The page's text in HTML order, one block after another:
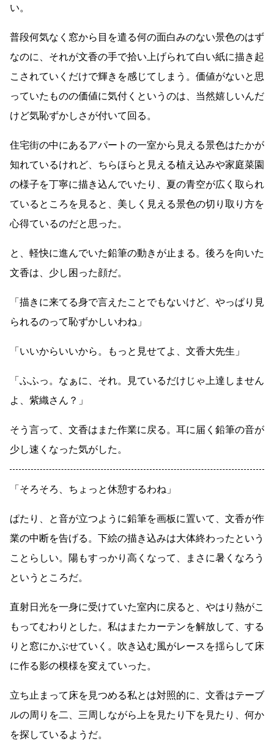
い。
普段何気なく窓から目を遣る何の面白みのない景色のはず
なのに、それが文香の手で拾い上げられて白い紙に描き起
こされていくだけで輝きを感じてしまう。価値がないと思
っていたものの価値に気付くというのは、当然嬉しいんだ
けど気恥ずかしさが付いて回る。
住宅街の中にあるアパートの一室から見える景色はたかが
知れているけれど、ちらほらと見える植え込みや家庭菜園
の様子を丁寧に描き込んでいたり、夏の青空が広く取られ
ているところを見ると、美しく見える景色の切り取り方を
心得ているのだと思った。
と、軽快に進んでいた鉛筆の動きが止まる。後ろを向いた
文香は、少し困った顔だ。
「描きに来てる身で言えたことでもないけど、やっぱり見
られるのって恥ずかしいわね」
「いいからいいから。もっと見せてよ、文香大先生」
「ふふっ。なぁに、それ。見ているだけじゃ上達しません
よ、紫織さん？」
そう言って、文香はまた作業に戻る。耳に届く鉛筆の音が
少し速くなった気がした。
「そろそろ、ちょっと休憩するわね」
ぱたり、と音が立つように鉛筆を画板に置いて、文香が作
業の中断を告げる。下絵の描き込みは大体終わったという
ことらしい。陽もすっかり高くなって、まさに暑くなろう
というところだ。
直射日光を一身に受けていた室内に戻ると、やはり熱がこ
もってむわりとした。私はまたカーテンを解放して、する
りと窓にかぶせていく。吹き込む風がレースを揺らして床
に作る影の模様を変えていった。
立ち止まって床を見つめる私とは対照的に、文香はテーブ
ルの周りを二、三周しながら上を見たり下を見たり、何か
を探しているようだ。